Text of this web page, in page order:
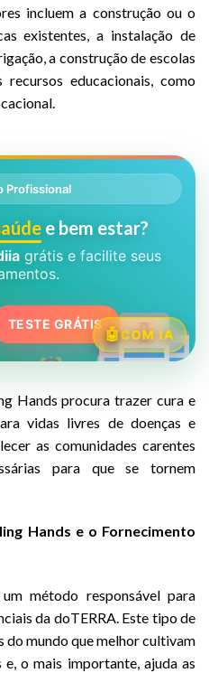
incluem a construção ou o
existentes, a instalação de
a construção de escolas
educacionais, como
COM IA
Profissional
e bem estar?
grátis e facilite seus
TESTE GRÁTIS
Hands procura trazer cura e
vidas livres de doenças e
as comunidades carentes
para que se tornem
Hands e o Fornecimento
método responsável para
da doTERRA. Este tipo de
mundo que melhor cultivam
o mais importante, ajuda as